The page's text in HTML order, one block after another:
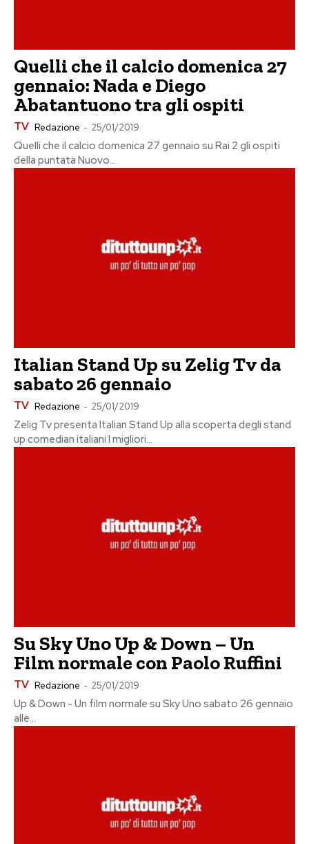
Quelli che il calcio domenica 27
gennaio: Nada e Diego
Abatantuono tra gli ospiti
TV Redazione - 25/01/2019
Quelli che il calcio domenica 27 gennaio su Rai 2 gli ospiti
della puntata Nuovo...
Italian Stand Up su Zelig Tv da
sabato 26 gennaio
TV Redazione - 25/01/2019
Zelig Tv presenta Italian Stand Up alla scoperta degli stand
up comedian italiani I migliori...
Su Sky Uno Up & Down – Un
Film normale con Paolo Ruffini
TV Redazione - 25/01/2019
Up & Down - Un film normale su Sky Uno sabato 26 gennaio
alle...